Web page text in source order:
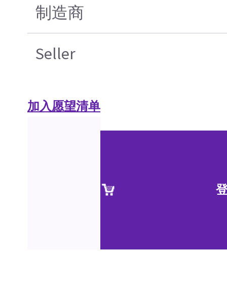
制造商
Seller
加入愿望清单